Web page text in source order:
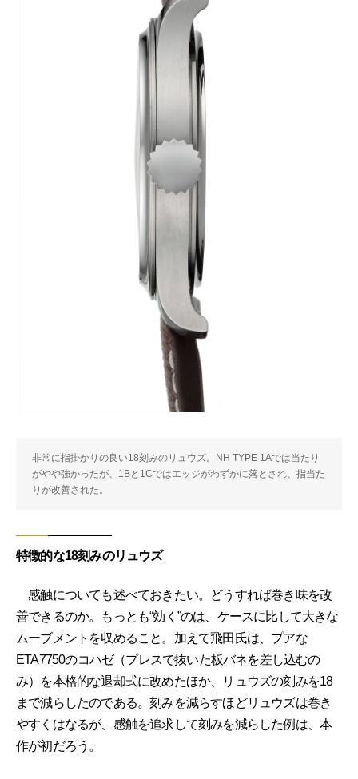
非常に指掛かりの良い18刻みのリュウズ。NH TYPE 1Aでは当たり
がやや強かったが、1Bと1Cではエッジがわずかに落とされ、指当た
りが改善された。
特徴的な18刻みのリュウズ
感触についても述べておきたい。どうすれば巻き味を改
善できるのか。もっとも“効く”のは、ケースに比して大きな
ムーブメントを収めること。加えて飛田氏は、プアな
ETA7750のコハゼ（プレスで抜いた板バネを差し込むの
み）を本格的な退却式に改めたほか、リュウズの刻みを18
まで減らしたのである。刻みを減らすほどリュウズは巻き
やすくはなるが、感触を追求して刻みを減らした例は、本
作が初だろう。